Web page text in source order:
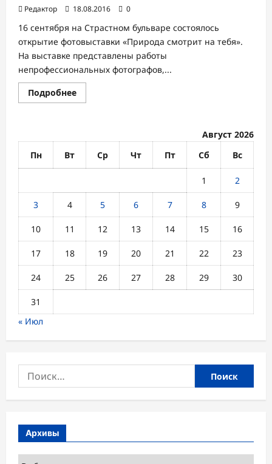
Редактор 18.08.2016 0
16 сентября на Страстном бульваре состоялось
открытие фотовыставки «Природа смотрит на тебя».
На выставке представлены работы
непрофессиональных фотографов,...
ПодробнееПрочитать
больше
на
тебя»
открылась
в
Август 2026
Пн
Вт Ср Чт Пт Сб Вс
1 2
3 4 5 6 7 8 9
10 11 12 13 14 15 16
17 18 19 20 21 22 23
24 25 26 27 28 29 30
31
« Июл
Найти:
Архивы
Архивы